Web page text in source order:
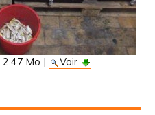
2.47 Mo |
Voir